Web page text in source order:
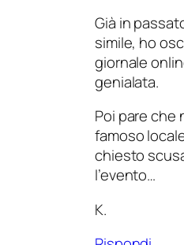
Già in
simile, ho
giornale
genialata.
Poi pare che
famoso
chiesto
l’evento…
K.